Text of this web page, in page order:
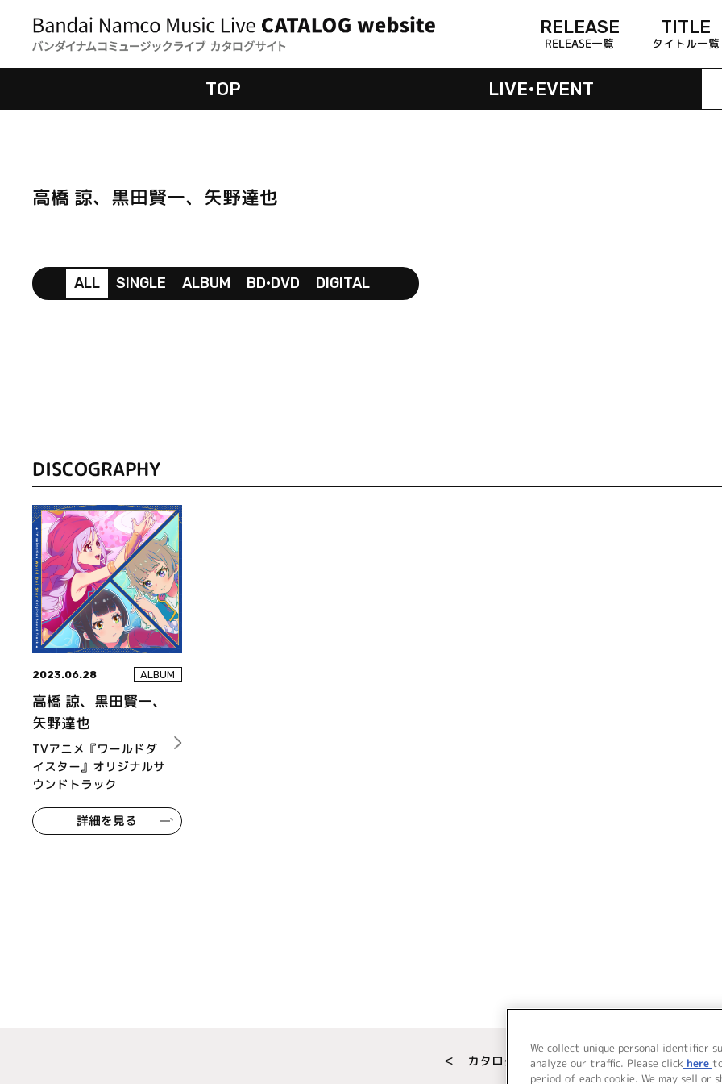
RELEASE
RELEASE一覧
TITLE
タイトル一覧
TOP LIVE•EVENT
高橋 諒、黒田賢一、矢野達也
ALL SINGLE ALBUM BD•DVD DIGITAL
DISCOGRAPHY
2023.06.28 ALBUM
高橋 諒、黒田賢一、
矢野達也
TVアニメ『ワールドダ
イスター』オリジナルサ
ウンドトラック
詳細を見る
＜ カタログサイト トップページへ
We collect unique personal identifier
analyze our traffic. Please click here
period of each cookie. We may sell